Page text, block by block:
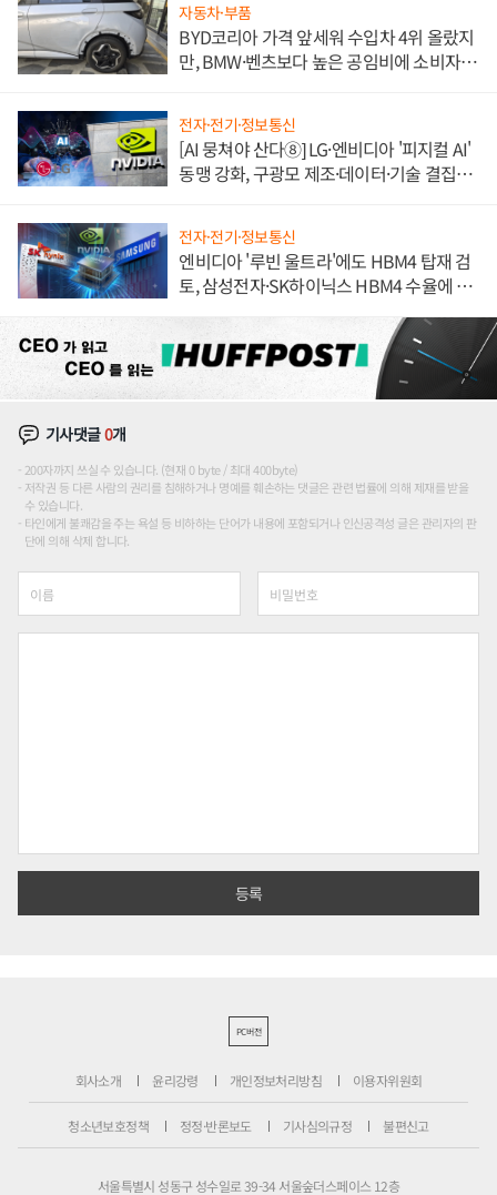
자동차·부품
BYD코리아 가격 앞세워 수입차 4위 올랐지
만, BMW·벤츠보다 높은 공임비에 소비자
전자·전기·정보통신
[AI 뭉쳐야 산다⑧] LG·엔비디아 '피지컬 AI'
동맹 강화, 구광모 제조·데이터·기술 결집
전자·전기·정보통신
엔비디아 '루빈 울트라'에도 HBM4 탑재 검
토, 삼성전자·SK하이닉스 HBM4 수율에 주
기사댓글0개
200자까지 쓰실 수 있습니다. (현재 0 byte / 최대 400byte)
저작권 등 다른 사람의 권리를 침해하거나 명예를 훼손하는 댓글은 관련 법률에 의해 제재를 받을
수 있습니다.
타인에게 불쾌감을 주는 욕설 등 비하하는 단어가 내용에 포함되거나 인신공격성 글은 관리자의 판
단에 의해 삭제 합니다.
PC버전
회사소개 윤리강령 개인정보처리방침 이용자위원회
청소년보호정책 정정·반론보도 기사심의규정 불편신고
서울특별시 성동구 성수일로 39-34 서울숲더스페이스 12층